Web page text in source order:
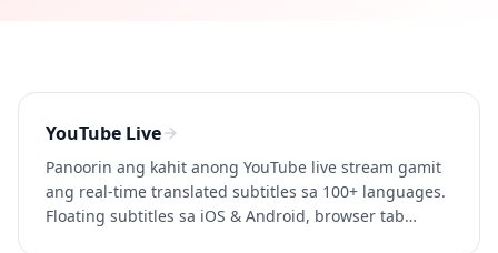
YouTube Live
Panoorin ang kahit anong YouTube live stream gamit
ang real-time translated subtitles sa 100+ languages.
Floating subtitles sa iOS & Android, browser tab